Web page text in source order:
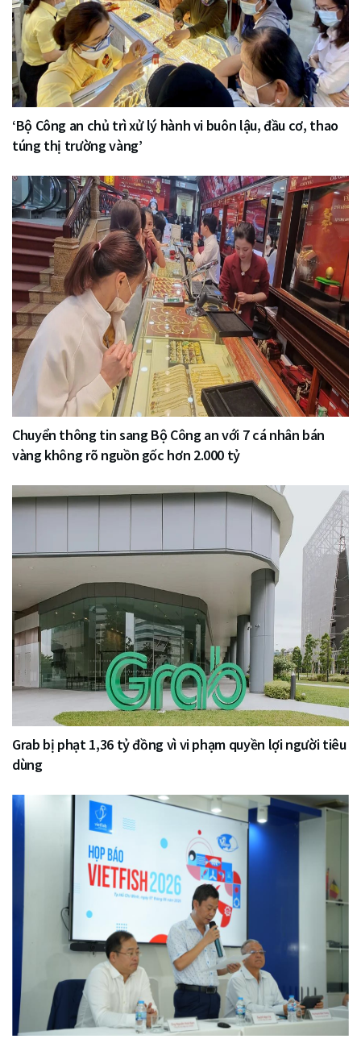
‘Bộ Công an chủ trì xử lý hành vi buôn lậu, đầu cơ, thao
túng thị trường vàng’
Chuyển thông tin sang Bộ Công an với 7 cá nhân bán
vàng không rõ nguồn gốc hơn 2.000 tỷ
Grab bị phạt 1,36 tỷ đồng vì vi phạm quyền lợi người tiêu
dùng